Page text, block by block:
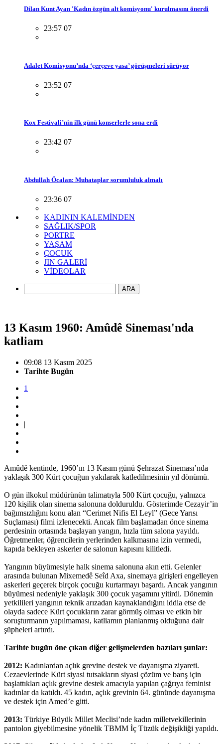
Dilan Kunt Ayan 'Kadın özgün alt komisyonu' kurulmasını önerdi
23:57 07
Adalet Komisyonu’nda ‘çerçeve yasa’ görüşmeleri sürüyor
23:52 07
Kox Festivali’nin ilk günü konserlerle sona erdi
23:42 07
Abdullah Öcalan: Muhataplar sorumluluk almalı
23:36 07
KADININ KALEMİNDEN
SAĞLIK/SPOR
PORTRE
YAŞAM
ÇOCUK
JIN GALERİ
VİDEOLAR
ARA
13 Kasım 1960: Amûdê Sineması'nda
katliam
09:08 13 Kasım 2025
Tarihte Bugün
1
|
Amûdê kentinde, 1960’ın 13 Kasım günü Şehrazat Sineması’nda
yaklaşık 300 Kürt çocuğun yakılarak katledilmesinin yıl dönümü.
O gün ilkokul müdürünün talimatıyla 500 Kürt çocuğu, yalnızca
120 kişilik olan sinema salonuna dolduruldu. Gösterimde Cezayir’in
bağımsızlığını konu alan “Cerimet Nifis El Leyl” (Gece Yarısı
Suçlaması) filmi izlenecekti. Ancak film başlamadan önce sinema
perdesinin ortasında başlayan yangın, hızla tüm salona yayıldı.
Öğretmenler, öğrencilerin yerlerinden kalkmasına izin vermedi,
kapıda bekleyen askerler de salonun kapısını kilitledi.
Yangının büyümesiyle halk sinema salonuna akın etti. Gelenler
arasında bulunan Mixemedê Seîd Axa, sinemaya girişleri engelleyen
askerleri geçerek birçok çocuğu kurtarmayı başardı. Ancak yangının
büyümesi nedeniyle yaklaşık 300 çocuk yaşamını yitirdi. Dönemin
yetkilileri yangının teknik arızadan kaynaklandığını iddia etse de
olayda sadece Kürt çocukların zarar görmüş olması ve etkin bir
soruşturmanın yapılmaması, katliamın planlanmış olduğuna dair
şüpheleri artırdı.
Tarihte bugün öne çıkan diğer gelişmelerden bazıları şunlar:
2012: Kadınlardan açlık grevine destek ve dayanışma ziyareti.
Cezaevlerinde Kürt siyasi tutsakların siyasi çözüm ve barış için
başlattıkları açlık grevine destek amacıyla yapılan çağrıya feminist
kadınlar da katıldı. 45 kadın, açlık grevinin 64. gününde dayanışma
ve destek için Amed’e gitti.
2013: Türkiye Büyük Millet Meclisi’nde kadın milletvekillerinin
pantolon giyebilmesine yönelik TBMM İç Tüzük değişikliği yapıldı.